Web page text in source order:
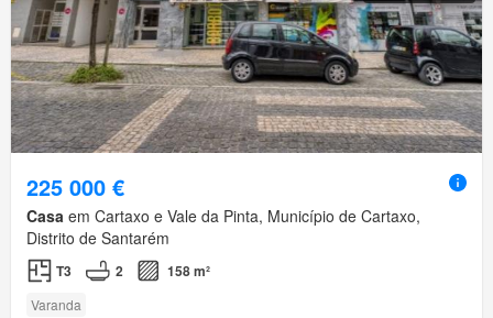
225 000 €
Casa em Cartaxo e Vale da Pinta, Município de Cartaxo,
Distrito de Santarém
T3 2 158 m²
Varanda